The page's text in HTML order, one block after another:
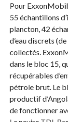
Pour
55 échantillons
plancton, 42
d’eau discrets
collectés.
dans le bloc 15,
récupérables
pétrole brut. Le
productif
de fonctionner